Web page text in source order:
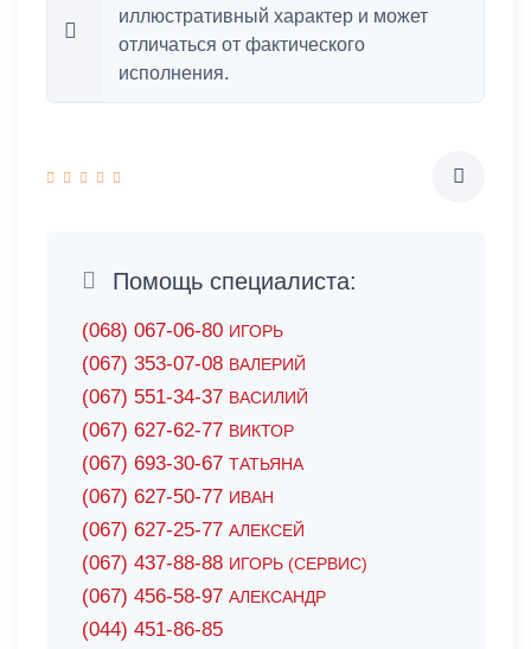
иллюстративный характер и может
отличаться от фактического
исполнения.
Помощь специалиста:
(068) 067-06-80 ИГОРЬ
(067) 353-07-08 ВАЛЕРИЙ
(067) 551-34-37 ВАСИЛИЙ
(067) 627-62-77 ВИКТОР
(067) 693-30-67 ТАТЬЯНА
(067) 627-50-77 ИВАН
(067) 627-25-77 АЛЕКСЕЙ
(067) 437-88-88 ИГОРЬ (СЕРВИС)
(067) 456-58-97 АЛЕКСАНДР
(044) 451-86-85